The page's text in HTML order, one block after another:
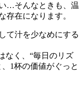
…そんなときも、温
存在になります。
て汁を少なめにする
なく、“毎日のリズ
1杯の価値がぐっと